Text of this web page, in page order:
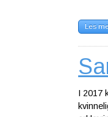
Les
I 2017